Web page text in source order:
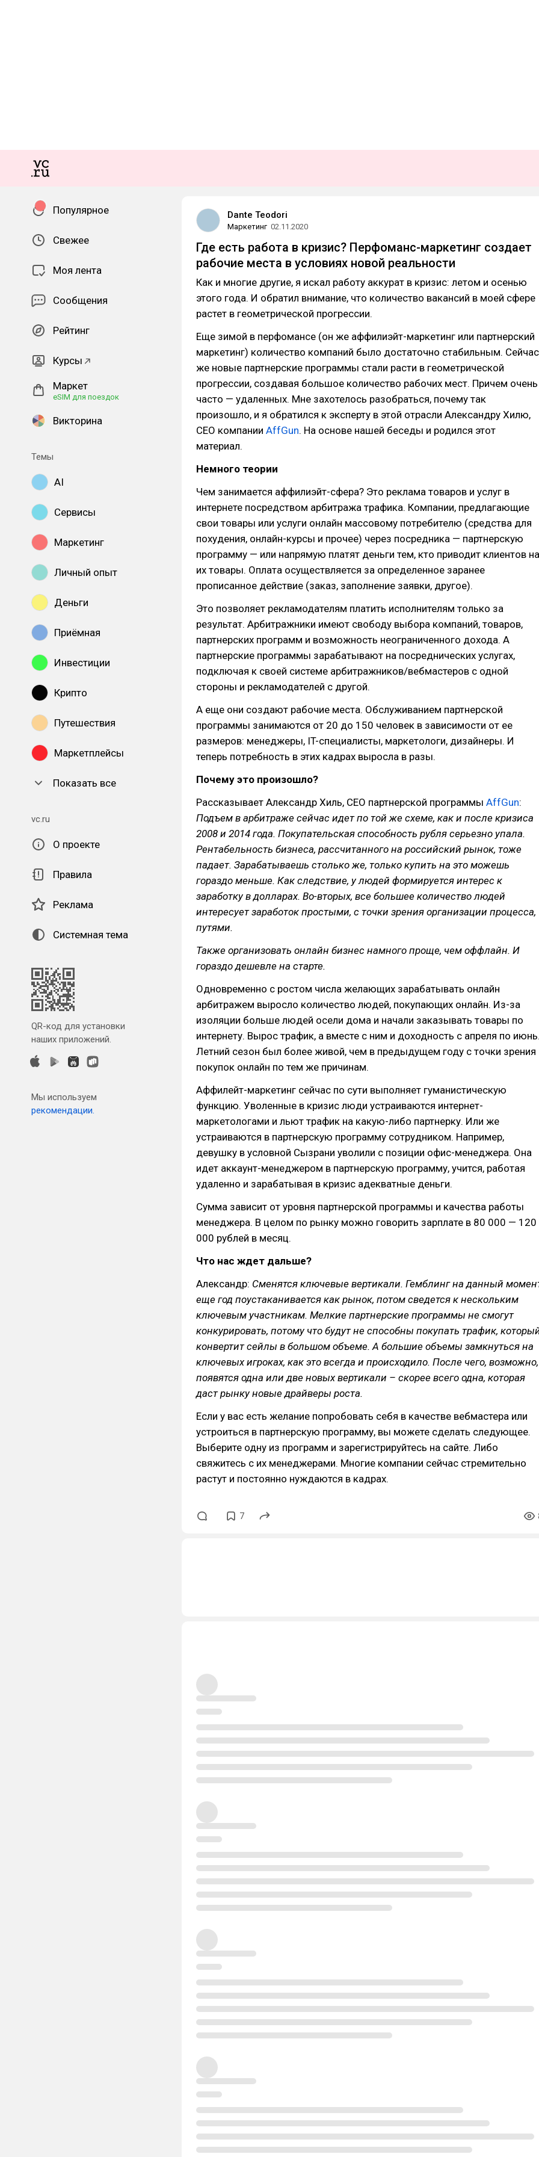
Популярное
Свежее
Моя лента
Сообщения
Рейтинг
Курсы
Маркет
eSIM для поездок
Викторина
Темы
AI
Сервисы
Маркетинг
Личный опыт
Деньги
Приёмная
Инвестиции
Крипто
Путешествия
Маркетплейсы
Показать все
vc.ru
О проекте
Правила
Реклама
Системная тема
QR-код для установки
наших приложений.
Мы используем
рекомендации.
Dante Teodori
Маркетинг 02.11.2020
Где есть работа в кризис? Перфоманс-маркетинг создает
рабочие места в условиях новой реальности
Как и многие другие, я искал работу аккурат в кризис: летом и осенью
этого года. И обратил внимание, что количество вакансий в моей сфере
растет в геометрической прогрессии.
Еще зимой в перфомансе (он же аффилиэйт-маркетинг или партнерский
маркетинг) количество компаний было достаточно стабильным. Сейчас
же новые партнерские программы стали расти в геометрической
прогрессии, создавая большое количество рабочих мест. Причем очень
часто — удаленных. Мне захотелось разобраться, почему так
произошло, и я обратился к эксперту в этой отрасли Александру Хилю,
СЕО компании AffGun. На основе нашей беседы и родился этот
материал.
Немного теории
Чем занимается аффилиэйт-сфера? Это реклама товаров и услуг в
интернете посредством арбитража трафика. Компании, предлагающие
свои товары или услуги онлайн массовому потребителю (средства для
похудения, онлайн-курсы и прочее) через посредника — партнерскую
программу — или напрямую платят деньги тем, кто приводит клиентов на
их товары. Оплата осуществляется за определенное заранее
прописанное действие (заказ, заполнение заявки, другое).
Это позволяет рекламодателям платить исполнителям только за
результат. Арбитражники имеют свободу выбора компаний, товаров,
партнерских программ и возможность неограниченного дохода. А
партнерские программы зарабатывают на посреднических услугах,
подключая к своей системе арбитражников/вебмастеров с одной
стороны и рекламодателей с другой.
А еще они создают рабочие места. Обслуживанием партнерской
программы занимаются от 20 до 150 человек в зависимости от ее
размеров: менеджеры, IT-специалисты, маркетологи, дизайнеры. И
теперь потребность в этих кадрах выросла в разы.
Почему это произошло?
Рассказывает Александр Хиль, СЕО партнерской программы AffGun:
Подъем в арбитраже сейчас идет по той же схеме, как и после кризиса
2008 и 2014 года. Покупательская способность рубля серьезно упала.
Рентабельность бизнеса, рассчитанного на российский рынок, тоже
падает. Зарабатываешь столько же, только купить на это можешь
гораздо меньше. Как следствие, у людей формируется интерес к
заработку в долларах. Во-вторых, все большее количество людей
интересует заработок простыми, с точки зрения организации процесса,
путями.
Также организовать онлайн бизнес намного проще, чем оффлайн. И
гораздо дешевле на старте.
Одновременно с ростом числа желающих зарабатывать онлайн
арбитражем выросло количество людей, покупающих онлайн. Из-за
изоляции больше людей осели дома и начали заказывать товары по
интернету. Вырос трафик, а вместе с ним и доходность с апреля по
Летний сезон был более живой, чем в предыдущем году с точки зрения
покупок онлайн по тем же причинам.
Аффилейт-маркетинг сейчас по сути выполняет гуманистическую
функцию. Уволенные в кризис люди устраиваются интернет-
маркетологами и льют трафик на какую-либо партнерку. Или же
устраиваются в партнерскую программу сотрудником. Например,
девушку в условной Сызрани уволили с позиции офис-менеджера. Она
идет аккаунт-менеджером в партнерскую программу, учится, работая
удаленно и зарабатывая в кризис адекватные деньги.
Сумма зависит от уровня партнерской программы и качества работы
менеджера. В целом по рынку можно говорить зарплате в 80 000 — 120
000 рублей в месяц.
Что нас ждет дальше?
Александр: Сменятся ключевые вертикали. Гемблинг на данный
еще год поустаканивается как рынок, потом сведется к нескольким
ключевым участникам. Мелкие партнерские программы не смогут
конкурировать, потому что будут не способны покупать трафик,
конвертит сейлы в большом объеме. А большие объемы замкнуться на
ключевых игроках, как это всегда и происходило. После чего, возможно,
появятся одна или две новых вертикали – скорее всего одна, которая
даст рынку новые драйверы роста.
Если у вас есть желание попробовать себя в качестве вебмастера или
устроиться в партнерскую программу, вы можете сделать следующее.
Выберите одну из программ и зарегистрируйтесь на сайте. Либо
свяжитесь с их менеджерами. Многие компании сейчас стремительно
растут и постоянно нуждаются в кадрах.
7